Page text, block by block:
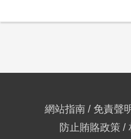
網站指南 免責聲
防止賄賂政策